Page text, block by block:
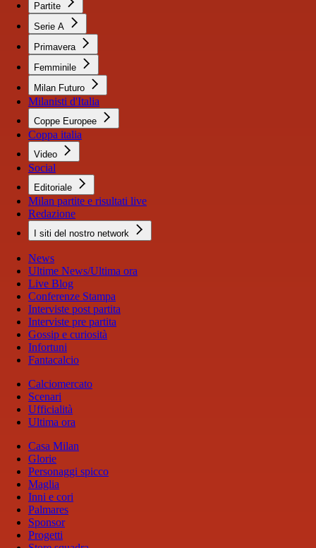
Partite
Serie A
Primavera
Femminile
Milan Futuro
Milanisti d'Italia
Coppe Europee
Coppa italia
Video
Social
Editoriale
Milan partite e risultati live
Redazione
I siti del nostro network
News
Ultime News/Ultima ora
Live Blog
Conferenze Stampa
Interviste post partita
Interviste pre partita
Gossip e curiosità
Infortuni
Fantacalcio
Calciomercato
Scenari
Ufficialità
Ultima ora
Casa Milan
Glorie
Personaggi spicco
Maglia
Inni e cori
Palmares
Sponsor
Progetti